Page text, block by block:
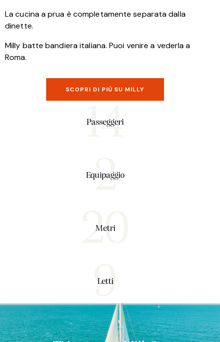
La cucina a prua è completamente separata dalla
dinette.
Milly batte bandiera italiana. Puoi venire a vederla a
Roma.
SCOPRI DI PIÙ SU MILLY
14
Passeggeri
2
Equipaggio
20
Metri
9
Letti